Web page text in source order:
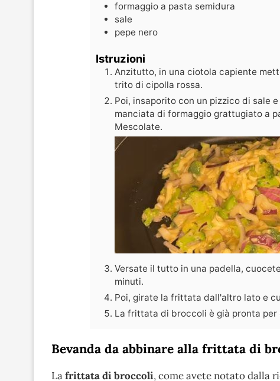
formaggio a pasta semidura
sale
pepe nero
Istruzioni
Anzitutto, in una ciotola capiente
trito di cipolla rossa.
Poi, insaporito con un pizzico di sale
manciata di formaggio grattugiato a
Mescolate.
Versate il tutto in una padella,
minuti.
Poi, girate la frittata dall'altro lato e
La frittata di broccoli è già pronta per
Bevanda da abbinare alla frittata di
Lafrittata di broccoli, come avete notato dalla